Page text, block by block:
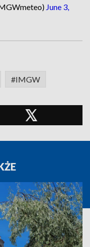
June 3,
#IMGW